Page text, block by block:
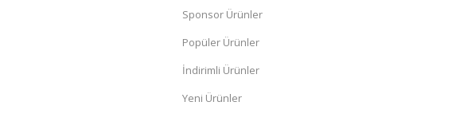
Sponsor Ürünler
Popüler Ürünler
İndirimli Ürünler
Yeni Ürünler